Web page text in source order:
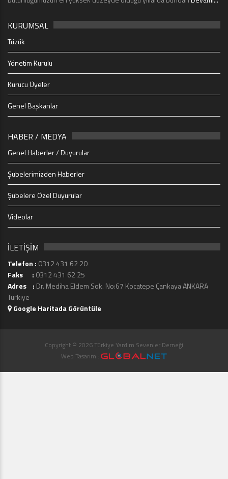
KURUMSAL
Tüzük
Yönetim Kurulu
Kurucu Üyeler
Genel Başkanlar
HABER / MEDYA
Genel Haberler / Duyurular
Şubelerimizden Haberler
Şubelere Özel Duyurular
Videolar
İLETİŞİM
Telefon : 0312 431 62 20
Faks : 0312 431 62 25
Adres : Dr. Mediha Eldem Sok. No:67 Kocatepe Çankaya ANKARA
Türkiye
Google Haritada Görüntüle
Copyright © 2026 Türkiye Yardım Sevenler Derneği
Web Tasarım :